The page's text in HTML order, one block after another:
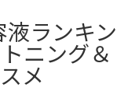
ランキン
ニング＆
メ